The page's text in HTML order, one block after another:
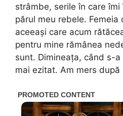
strâmbe, serile în care
părul meu rebele. Femeia
aceeași care acum
pentru mine rămânea
sunt. Dimineața, când s-
mai ezitat. Am mers după